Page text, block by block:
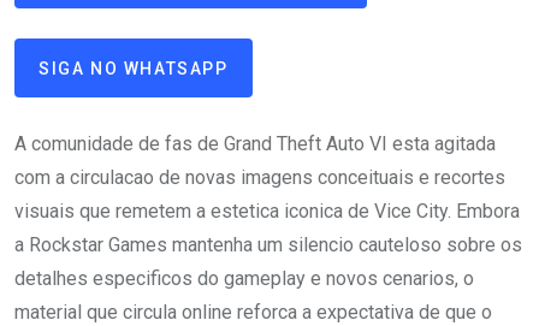
SIGA NO WHATSAPP
A comunidade de fas de Grand Theft Auto VI esta agitada
com a circulacao de novas imagens conceituais e recortes
visuais que remetem a estetica iconica de Vice City. Embora
a Rockstar Games mantenha um silencio cauteloso sobre os
detalhes especificos do gameplay e novos cenarios, o
material que circula online reforca a expectativa de que o